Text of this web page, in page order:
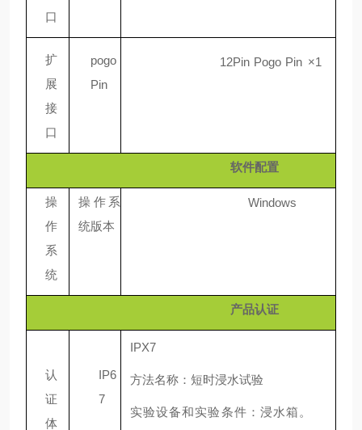
口
扩
展
接
口
pogo
Pin
12Pin Pogo Pin ×1
软件配置
操
作
系
统
操作系
统版本
Windows
产品认证
认
证
体
IP6
7
IPX7
方法名称：短时浸水试验
实验设备和实验条件：浸水箱。